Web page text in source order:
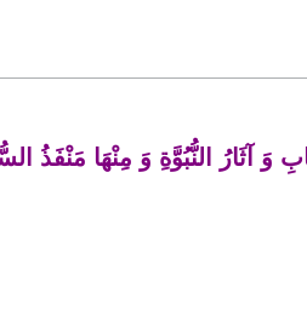
آثَارُ النُّبُوَّةِ وَ مِنْهَا مَنْفَذُ